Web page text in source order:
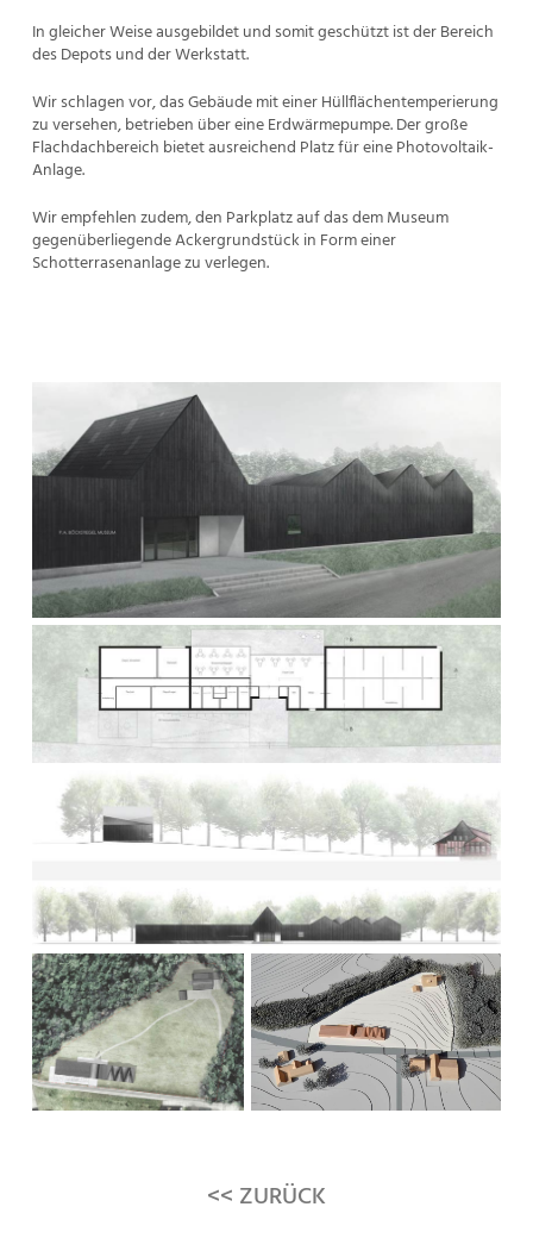
In gleicher Weise ausgebildet und somit geschützt ist der Bereich
des Depots und der Werkstatt.
Wir schlagen vor, das Gebäude mit einer Hüllflächentemperierung
zu versehen, betrieben über eine Erdwärmepumpe. Der große
Flachdachbereich bietet ausreichend Platz für eine Photovoltaik-
Anlage.
Wir empfehlen zudem, den Parkplatz auf das dem Museum
gegenüberliegende Ackergrundstück in Form einer
Schotterrasenanlage zu verlegen.
<< ZURÜCK